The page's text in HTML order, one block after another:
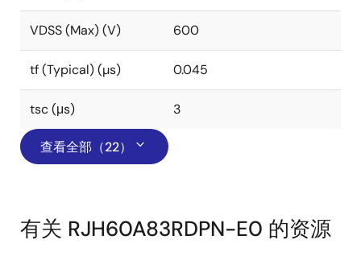
VDSS (Max) (V) 600
tf (Typical) (µs) 0.045
tsc (μs) 3
查看全部（22）
有关 RJH60A83RDPN-E0 的资源